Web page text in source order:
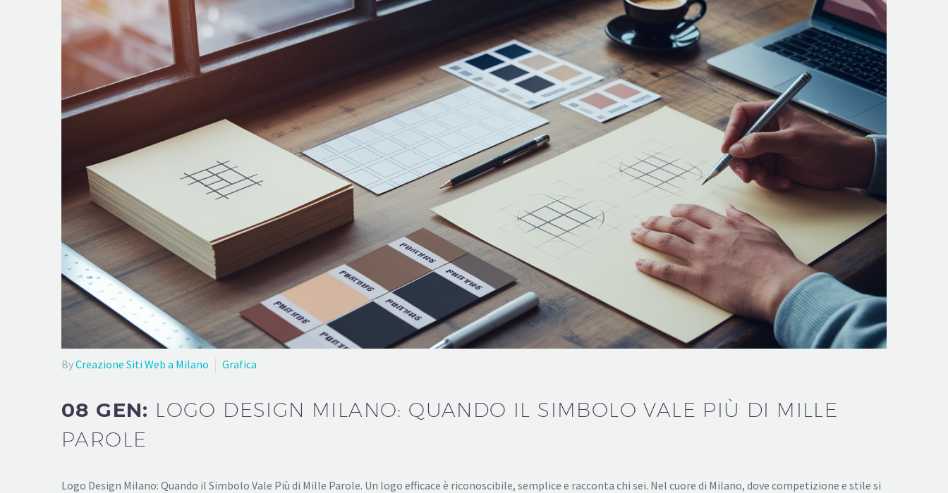
ByCreazione Siti Web a Milano Grafica
08 GEN: LOGO DESIGN MILANO: QUANDO IL SIMBOLO VALE PIÙ DI MILLE
PAROLE
Logo Design Milano: Quando il Simbolo Vale Più di Mille Parole. Un logo efficace è riconoscibile, semplice e racconta chi sei. Nel cuore di Milano, dove competizione e stile si